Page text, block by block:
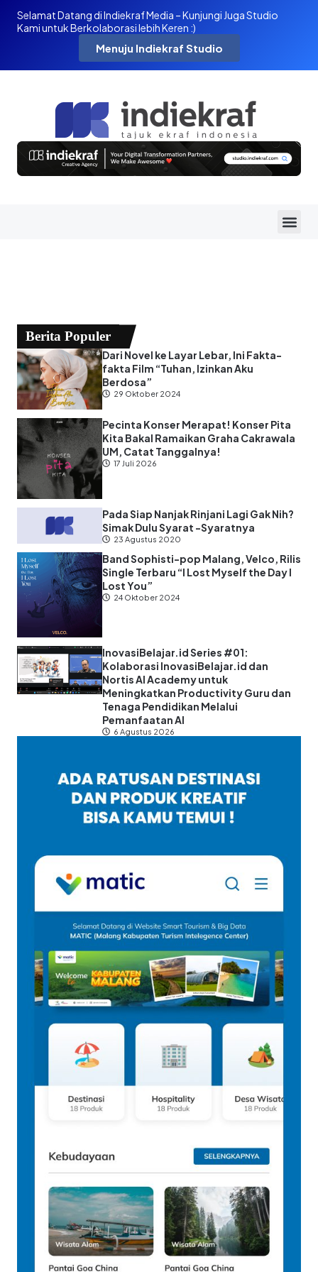
Selamat Datang di Indiekraf Media – Kunjungi Juga Studio
Kami untuk Berkolaborasi lebih Keren :)
Menuju Indiekraf Studio
Berita Populer
Dari Novel ke Layar Lebar, Ini Fakta-
fakta Film “Tuhan, Izinkan Aku
Berdosa”
29 Oktober 2024
Pecinta Konser Merapat! Konser Pita
Kita Bakal Ramaikan Graha Cakrawala
UM, Catat Tanggalnya!
17 Juli 2026
Pada Siap Nanjak Rinjani Lagi Gak Nih?
Simak Dulu Syarat -Syaratnya
23 Agustus 2020
Band Sophisti-pop Malang, Velco, Rilis
Single Terbaru “I Lost Myself the Day I
Lost You”
24 Oktober 2024
InovasiBelajar.id Series #01:
Kolaborasi InovasiBelajar.id dan
Nortis AI Academy untuk
Meningkatkan Productivity Guru dan
Tenaga Pendidikan Melalui
Pemanfaatan AI
6 Agustus 2026